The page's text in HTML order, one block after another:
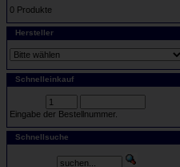
0 Produkte
Hersteller
Schnelleinkauf
Eingabe der Bestellnummer.
Schnellsuche